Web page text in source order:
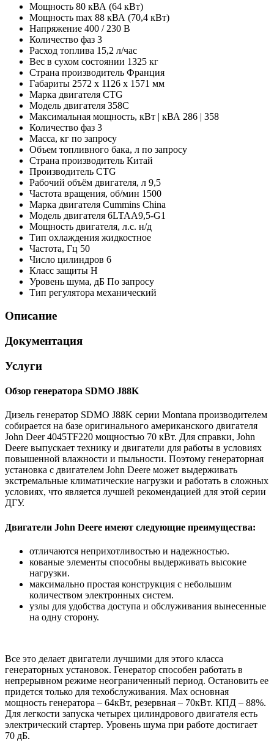
Мощность 80 кВА (64 кВт)
Мощность max 88 кВА (70,4 кВт)
Напряжение 400 / 230 В
Количество фаз 3
Расход топлива 15,2 л/час
Вес в сухом состоянии 1325 кг
Страна производитель Франция
Габариты 2572 x 1126 x 1571 мм
Марка двигателя CTG
Модель двигателя 358C
Максимальная мощность, кВт | кВА 286 | 358
Количество фаз 3
Масса, кг по запросу
Объем топливного бака, л по запросу
Страна производитель Китай
Производитель CTG
Рабочий объём двигателя, л 9,5
Частота вращения, об/мин 1500
Марка двигателя Cummins China
Модель двигателя 6LTAA9,5-G1
Мощность двигателя, л.с. н/д
Тип охлаждения жидкостное
Частота, Гц 50
Число цилиндров 6
Класс защиты H
Уровень шума, дБ По запросу
Тип регулятора механический
Описание
Документация
Услуги
Обзор генератора SDMO J88K
Дизель генератор SDMO J88K серии Montana производителем
собирается на базе оригинального американского двигателя
John Deer 4045TF220 мощностью 70 кВт. Для справки, John
Deere выпускает технику и двигатели для работы в условиях
повышенной влажности и пыльности. Поэтому генераторная
установка с двигателем John Deere может выдерживать
экстремальные климатические нагрузки и работать в сложных
условиях, что является лучшей рекомендацией для этой серии
ДГУ.
Двигатели John Deere имеют следующие преимущества:
отличаются неприхотливостью и надежностью.
кованые элементы способны выдерживать высокие
нагрузки.
максимально простая конструкция с небольшим
количеством электронных систем.
узлы для удобства доступа и обслуживания вынесенные
на одну сторону.
Все это делает двигатели лучшими для этого класса
генераторных установок. Генератор способен работать в
непрерывном режиме неограниченный период. Остановить ее
придется только для техобслуживания. Max основная
мощность генератора – 64кВт, резервная – 70кВт. КПД – 88%.
Для легкости запуска четырех цилиндрового двигателя есть
электрический стартер. Уровень шума при работе достигает
70 дБ.